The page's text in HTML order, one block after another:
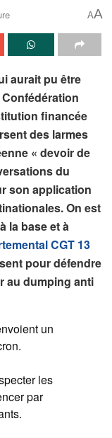
AA
aurait pu être
financée
des larmes
« devoir de
du
son application
On est
la base et à
CGT 13
pour défendre
au dumping anti
un
les
par